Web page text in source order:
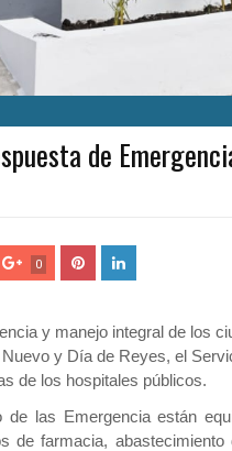
de
0
y manejo integral de los
y Día de Reyes, el
de los hospitales públicos.
las Emergencia están
de farmacia,